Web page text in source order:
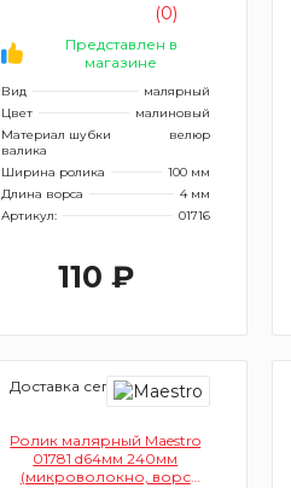
(0)
Представлен в
магазине
Вид
малярный
Цвет
малиновый
Материал шубки
валика
велюр
Ширина ролика
100 мм
Длина ворса
4 мм
Артикул:
01716
110 ₽
Доставка сегодня
Ролик малярный Maestro
01781 d64мм 240мм
(микроволокно, ворс